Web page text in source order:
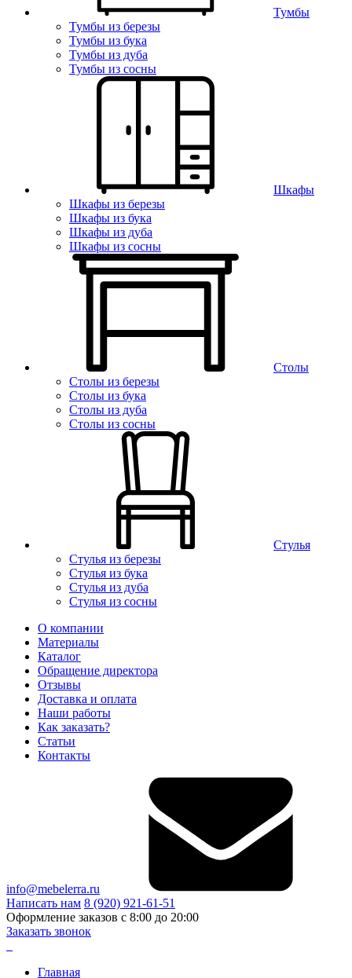
Тумбы
Тумбы из березы
Тумбы из бука
Тумбы из дуба
Тумбы из сосны
Шкафы
Шкафы из березы
Шкафы из бука
Шкафы из дуба
Шкафы из сосны
Столы
Столы из березы
Столы из бука
Столы из дуба
Столы из сосны
Стулья
Стулья из березы
Стулья из бука
Стулья из дуба
Стулья из сосны
О компании
Материалы
Каталог
Обращение директора
Отзывы
Доставка и оплата
Наши работы
Как заказать?
Статьи
Контакты
info@mebelerra.ru
Написать нам 8 (920) 921-61-51
Оформление заказов с 8:00 до 20:00
Заказать звонок
Главная